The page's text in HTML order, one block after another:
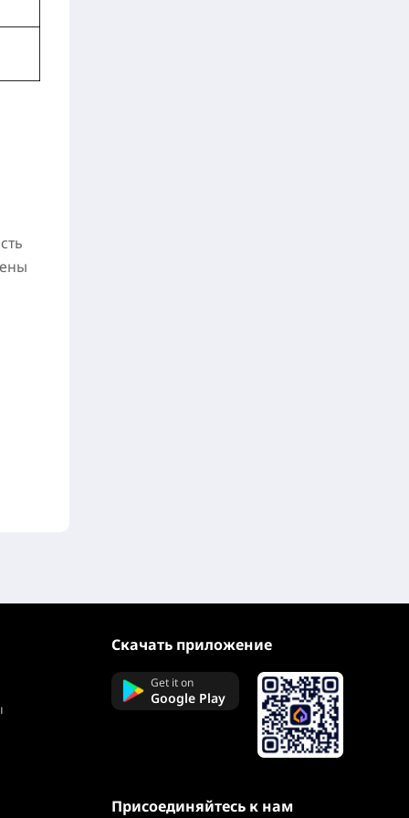
Скачать приложение
Get it on
Google Play
Присоединяйтесь к нам